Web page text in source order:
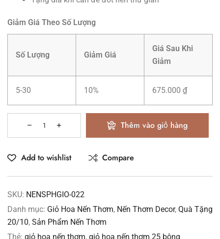
Giảm Giá Theo Số Lượng
Số Lượng Giảm Giá
Giá Sau Khi
Giảm
5-30 10% 675.000 ₫
Thêm vào giỏ hàng
Add to wishlist Compare
SKU: NENSPHGIO-022
Danh mục: Giỏ Hoa Nến Thơm, Nến Thơm Decor, Quà Tặng
20/10, Sản Phẩm Nến Thơm
Thẻ: giỏ hoa nến thơm, giỏ hoa nến thơm 25 bông